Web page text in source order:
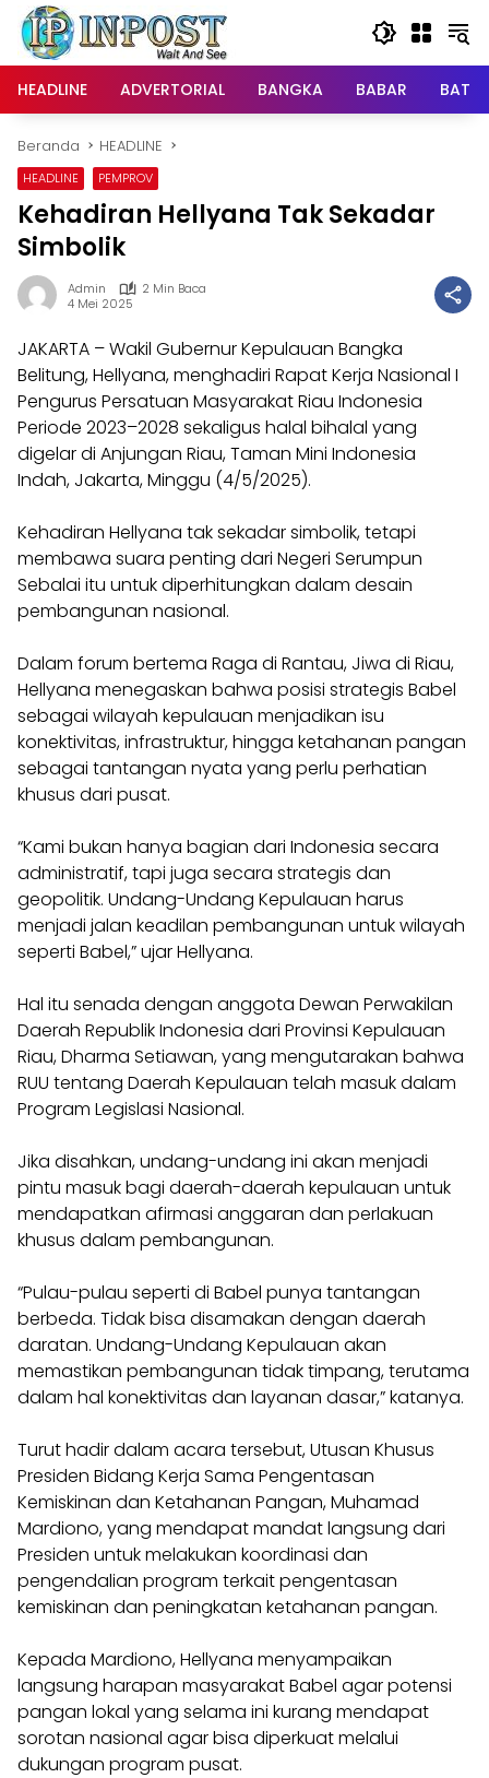
Langsung
konten
HEADLINE
ADVERTORIAL BANGKA BABAR
Beranda HEADLINE
HEADLINE PEMPROV
Kehadiran Hellyana Tak Sekadar
Simbolik
Admin
2 Min Baca
4 Mei 2025
JAKARTA – Wakil Gubernur Kepulauan Bangka
Belitung, Hellyana, menghadiri Rapat Kerja Nasional I
Pengurus Persatuan Masyarakat Riau Indonesia
Periode 2023–2028 sekaligus halal bihalal yang
digelar di Anjungan Riau, Taman Mini Indonesia
Indah, Jakarta, Minggu (4/5/2025).
Kehadiran Hellyana tak sekadar simbolik, tetapi
membawa suara penting dari Negeri Serumpun
Sebalai itu untuk diperhitungkan dalam desain
pembangunan nasional.
Dalam forum bertema Raga di Rantau, Jiwa di Riau,
Hellyana menegaskan bahwa posisi strategis Babel
sebagai wilayah kepulauan menjadikan isu
konektivitas, infrastruktur, hingga ketahanan pangan
sebagai tantangan nyata yang perlu perhatian
khusus dari pusat.
“Kami bukan hanya bagian dari Indonesia secara
administratif, tapi juga secara strategis dan
geopolitik. Undang-Undang Kepulauan harus
menjadi jalan keadilan pembangunan untuk wilayah
seperti Babel,” ujar Hellyana.
Hal itu senada dengan anggota Dewan Perwakilan
Daerah Republik Indonesia dari Provinsi Kepulauan
Riau, Dharma Setiawan, yang mengutarakan bahwa
RUU tentang Daerah Kepulauan telah masuk dalam
Program Legislasi Nasional.
Jika disahkan, undang-undang ini akan menjadi
pintu masuk bagi daerah-daerah kepulauan untuk
mendapatkan afirmasi anggaran dan perlakuan
khusus dalam pembangunan.
“Pulau-pulau seperti di Babel punya tantangan
berbeda. Tidak bisa disamakan dengan daerah
daratan. Undang-Undang Kepulauan akan
memastikan pembangunan tidak timpang, terutama
dalam hal konektivitas dan layanan dasar,” katanya.
Turut hadir dalam acara tersebut, Utusan Khusus
Presiden Bidang Kerja Sama Pengentasan
Kemiskinan dan Ketahanan Pangan, Muhamad
Mardiono, yang mendapat mandat langsung dari
Presiden untuk melakukan koordinasi dan
pengendalian program terkait pengentasan
kemiskinan dan peningkatan ketahanan pangan.
Kepada Mardiono, Hellyana menyampaikan
langsung harapan masyarakat Babel agar potensi
pangan lokal yang selama ini kurang mendapat
sorotan nasional agar bisa diperkuat melalui
dukungan program pusat.